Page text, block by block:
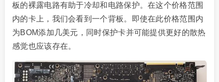
板的裸露电路有助于冷却和电路保护。在这个价格范围
内的卡上，我们会看到一个背板。即使在此价格范围内
为BOM添加几美元，同时保护卡并可能提供更好的散热
感觉也应该存在。